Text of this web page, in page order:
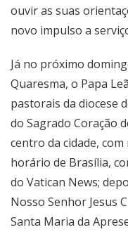
ouvir as suas
novo impulso a
Já no próximo
Quaresma, o Papa
pastorais da diocese
do Sagrado Coração
centro da cidade,
horário de Brasília,
do Vatican News;
Nosso Senhor Jesus
Santa Maria da